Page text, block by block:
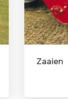
Zaaien